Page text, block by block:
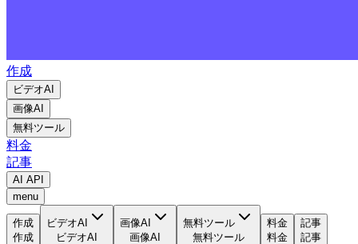
作成
ビデオAI
画像AI
無料ツール
料金
記事
AI API
menu
作成
作成
ビデオAI
ビデオAI
画像AI
画像AI
無料ツール
無料ツール
料金
料金
記事
記事